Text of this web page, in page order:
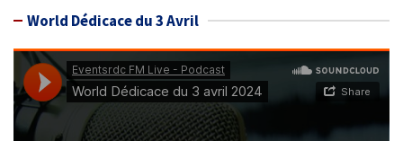
World Dédicace du 3 Avril